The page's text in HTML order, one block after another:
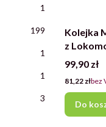
1
199
1
1
3
Kolejka
z
Cena
99,90 zł
Cena
81,22 złbez
Do